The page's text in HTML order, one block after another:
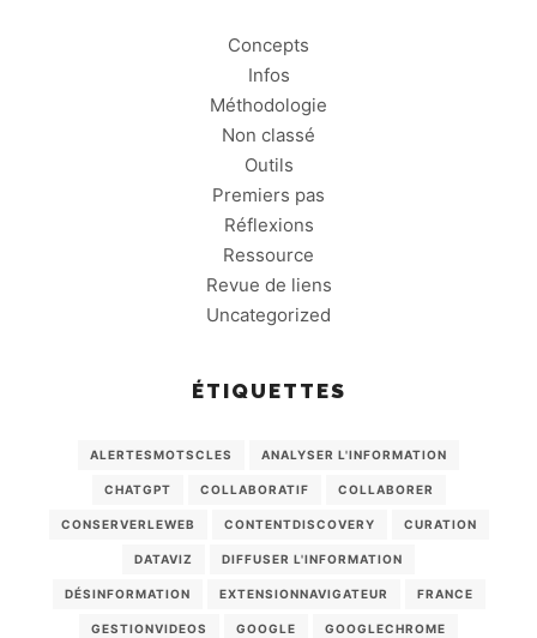
Concepts
Infos
Méthodologie
Non classé
Outils
Premiers pas
Réflexions
Ressource
Revue de liens
Uncategorized
ÉTIQUETTES
ALERTESMOTSCLES ANALYSER L'INFORMATION
CHATGPT COLLABORATIF COLLABORER
CONSERVERLEWEB CONTENTDISCOVERY CURATION
DATAVIZ DIFFUSER L'INFORMATION
DÉSINFORMATION EXTENSIONNAVIGATEUR FRANCE
GESTIONVIDEOS GOOGLE GOOGLECHROME